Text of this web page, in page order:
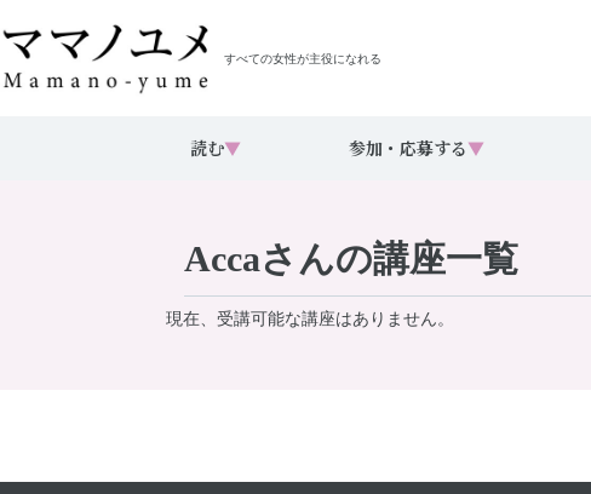
すべての女性が主役になれる
読む▼ 参加・応募する▼
Accaさんの講座一覧
現在、受講可能な講座はありません。